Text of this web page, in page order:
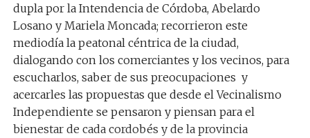
dupla por la Intendencia de Córdoba, Abelardo
Losano y Mariela Moncada; recorrieron este
mediodía la peatonal céntrica de la ciudad,
dialogando con los comerciantes y los vecinos, para
escucharlos, saber de sus preocupaciones y
acercarles las propuestas que desde el Vecinalismo
Independiente se pensaron y piensan para el
bienestar de cada cordobés y de la provincia